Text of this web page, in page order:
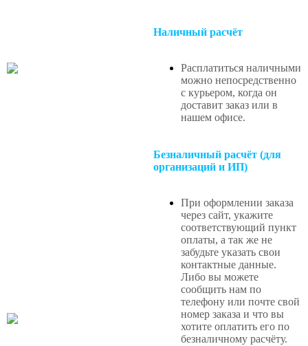
Наличный расчёт
Расплатиться наличными
можно непосредственно
с курьером, когда он
доставит заказ или в
нашем офисе.
Безналичный расчёт (для
организаций и ИП)
При оформлении заказа
через сайт, укажите
соответствующий пункт
оплаты, а так же не
забудьте указать свои
контактные данные.
Либо вы можете
сообщить нам по
телефону или почте свой
номер заказа и что вы
хотите оплатить его по
безналичному расчёту.